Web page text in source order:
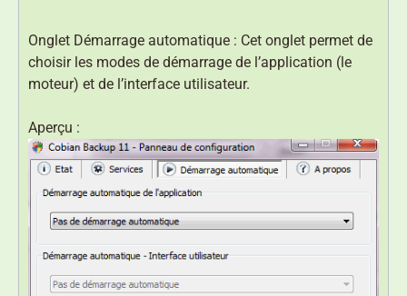
Onglet Démarrage automatique : Cet onglet permet de
choisir les modes de démarrage de l’application (le
moteur) et de l’interface utilisateur.
Aperçu :